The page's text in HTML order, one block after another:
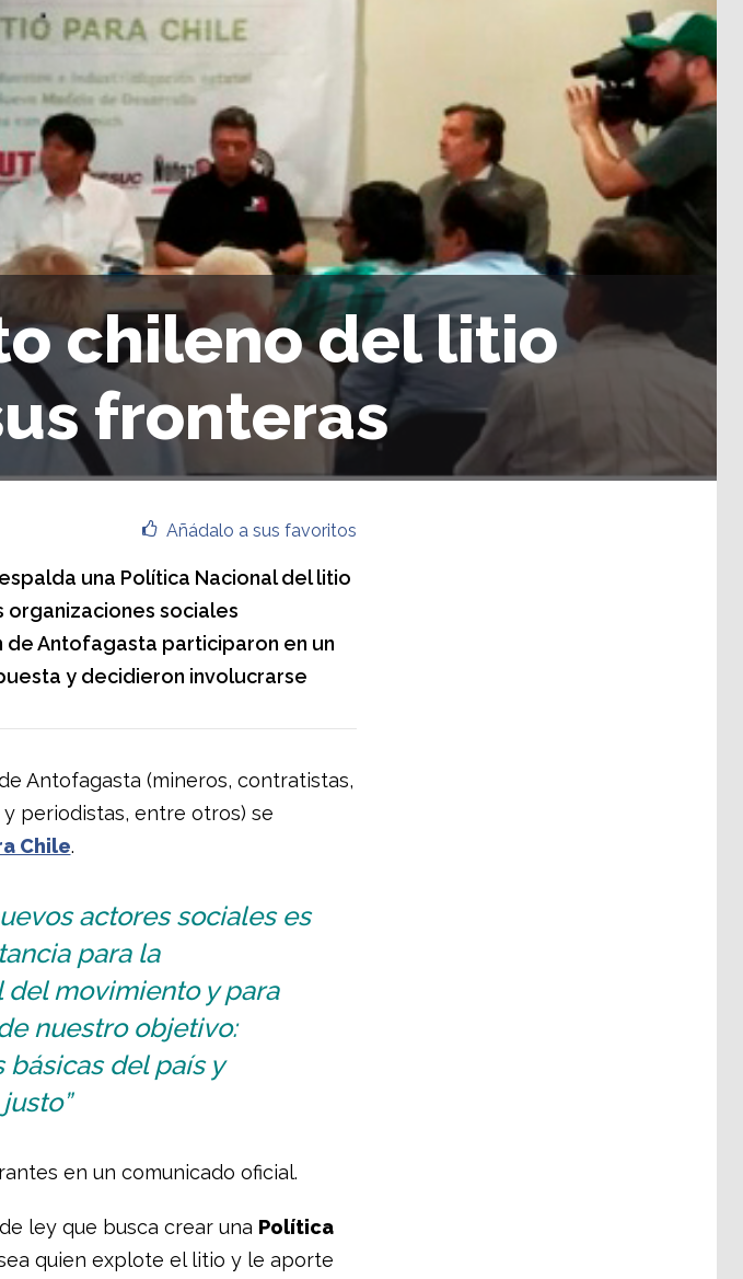
chileno del litio
fronteras
Añádalo a sus favoritos
una Política Nacional del litio
organizaciones sociales
Antofagasta participaron en un
y decidieron involucrarse
Antofagasta (mineros, contratistas,
periodistas, entre otros) se
Chile.
actores sociales es
para la
movimiento y para
nuestro objetivo:
básicas del país y
en un comunicado oficial.
ley que busca crear una Política
quien explote el litio y le aporte